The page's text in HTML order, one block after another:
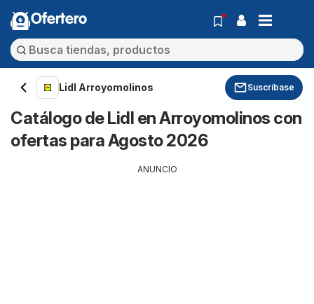
Ofertero
Lidl Arroyomolinos Suscríbase
Catálogo de Lidl en Arroyomolinos con
ofertas para Agosto 2026
ANUNCIO